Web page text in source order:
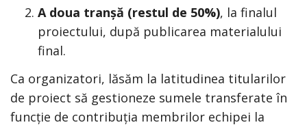
A doua tranșă (restul de 50%), la finalul
proiectului, după publicarea materialului
final.
Ca organizatori, lăsăm la latitudinea titularilor
de proiect să gestioneze sumele transferate în
funcție de contribuția membrilor echipei la